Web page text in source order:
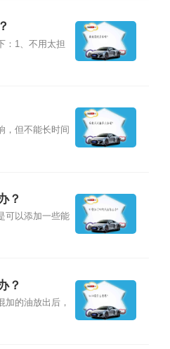
：1、不用太担
，但不能长时间
？
可以添加一些能
？
加的油放出后，